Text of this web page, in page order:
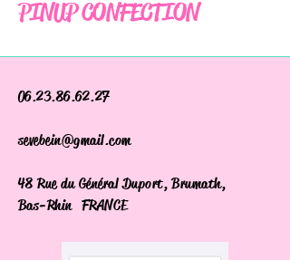
PINUP CONFECTION
06.23.86.62.27
sevebein@gmail.com
48 Rue du Général Duport, Brumath,
Bas-Rhin FRANCE